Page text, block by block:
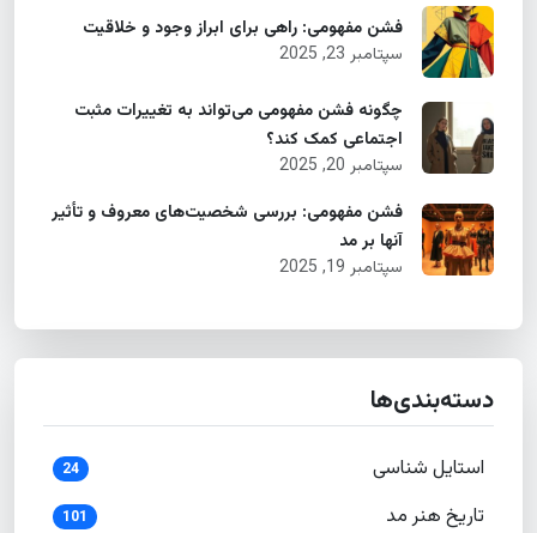
فشن مفهومی: راهی برای ابراز وجود و خلاقیت
سپتامبر 23, 2025
چگونه فشن مفهومی می‌تواند به تغییرات مثبت
اجتماعی کمک کند؟
سپتامبر 20, 2025
فشن مفهومی: بررسی شخصیت‌های معروف و تأثیر
آنها بر مد
سپتامبر 19, 2025
دسته‌بندی‌ها
استایل شناسی 24
تاریخ هنر مد 101